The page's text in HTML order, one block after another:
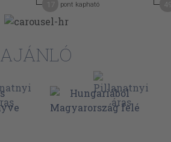
pont kapható
AJÁNLÓ